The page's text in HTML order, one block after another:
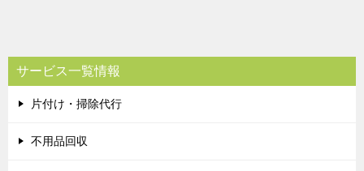
サービス一覧情報
片付け・掃除代行
不用品回収